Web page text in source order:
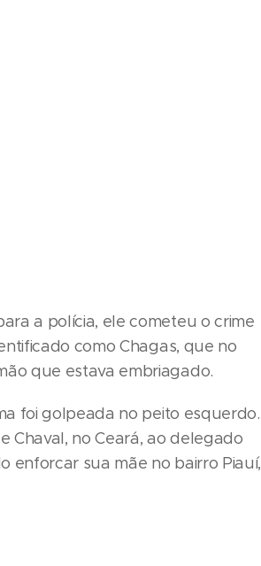
a polícia, ele cometeu o crime
como Chagas, que no
que estava embriagado.
foi golpeada no peito esquerdo.
Chaval, no Ceará, ao delegado
enforcar sua mãe no bairro Piauí,